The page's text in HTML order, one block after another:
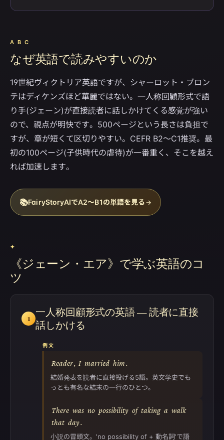
A B C
なぜ英語で読みやすいのか
19世紀ヴィクトリア英語ですが、シャーロット・ブロン
テはディケンズほど華麗ではない。一人称回顧形式で語
り手(ジェーン)が直接読者に話しかけてくる感覚が強い
ので、視点が明快です。500ページという長さは負担で
すが、章が短くて区切りやすい。CEFR B2〜C1推奨。最
初の100ページ(子供時代の虐待)が一番重く、そこを越え
れば加速します。
📚FairyStoryAIでA2〜B1の単語を見る→
✦
《ジェーン・エア》で学ぶ英語のコ
ツ
1
一人称回顧形式の英語 — 読者に直接
話しかける
例文
Reader, I married him.
結婚発表を読者に直接投げる5語。英文学史でも
っとも有名な結末の一行のひとつ。
There was no possibility of taking a walk
that day.
小説の冒頭文。'no possibility of + 動名詞'で語